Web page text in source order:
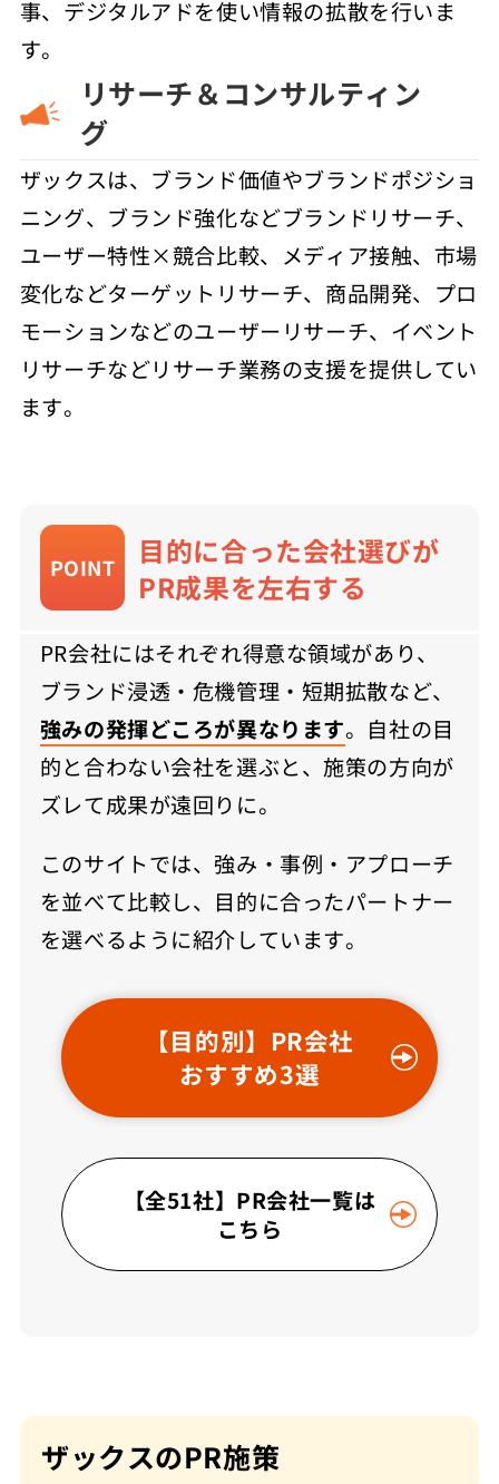
事、デジタルアドを使い情報の拡散を行いま
す。
リサーチ＆コンサルティン
グ
ザックスは、ブランド価値やブランドポジショ
ニング、ブランド強化などブランドリサーチ、
ユーザー特性×競合比較、メディア接触、市場
変化などターゲットリサーチ、商品開発、プロ
モーションなどのユーザーリサーチ、イベント
リサーチなどリサーチ業務の支援を提供してい
ます。
POINT
目的に合った会社選びが
PR成果を左右する
PR会社にはそれぞれ得意な領域があり、
ブランド浸透・危機管理・短期拡散など、
強みの発揮どころが異なります。自社の目
的と合わない会社を選ぶと、施策の方向が
ズレて成果が遠回りに。
このサイトでは、強み・事例・アプローチ
を並べて比較し、目的に合ったパートナー
を選べるように紹介しています。
【目的別】PR会社
おすすめ3選
【全51社】PR会社一覧は
こちら
ザックスのPR施策